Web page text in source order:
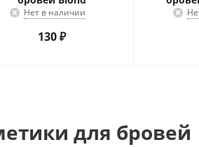
Нет в наличии
130₽
для бровей